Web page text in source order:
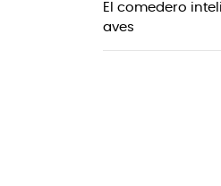
El comedero
aves